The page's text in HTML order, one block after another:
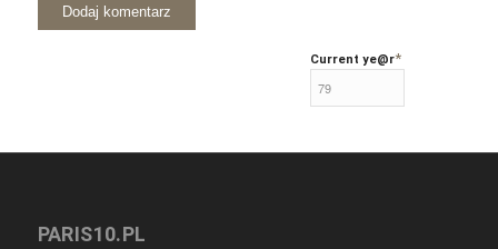
Current ye@r*
PARIS10.PL